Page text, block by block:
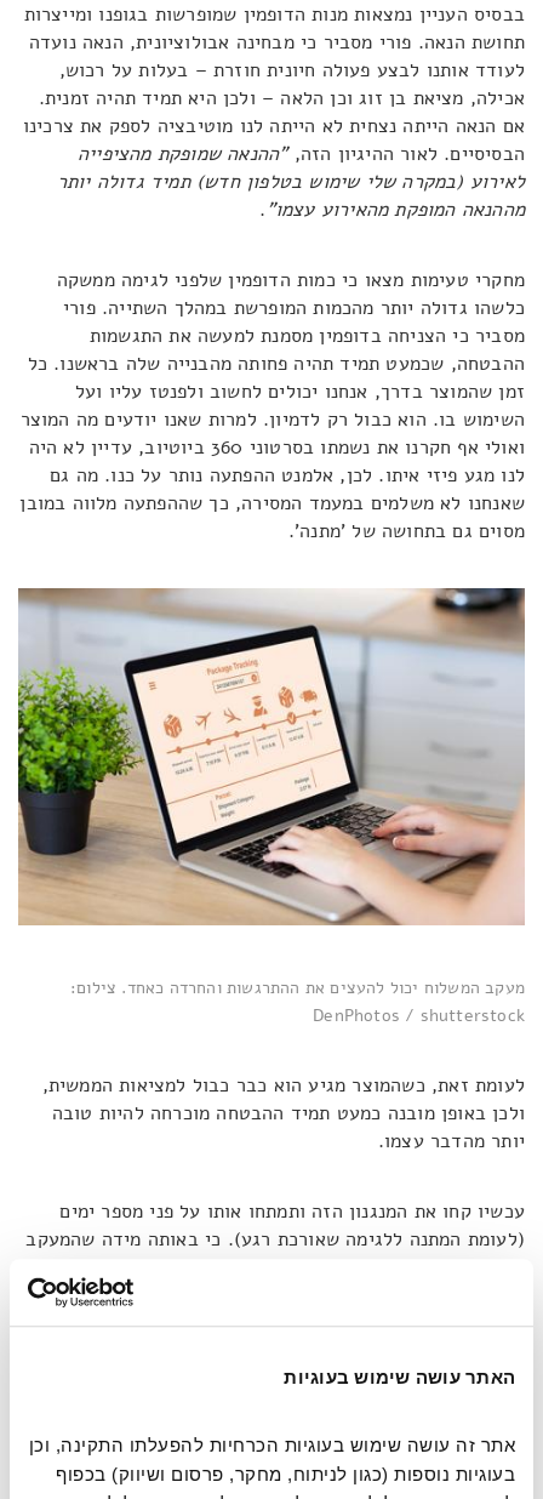
האתר עושה שימוש בעוגיות
בבסיס העניין נמצאות מנות הדופמין שמופרשות בגופנו ומייצרות
תחושת הנאה. פורי מסביר כי מבחינה אבולוציונית, הנאה נועדה
לעודד אותנו לבצע פעולה חיונית חוזרת – בעלות על רכוש,
אכילה, מציאת בן זוג וכן הלאה – ולכן היא תמיד תהיה זמנית.
אם הנאה הייתה נצחית לא הייתה לנו מוטיבציה לספק את צרכינו
הבסיסיים. לאור ההיגיון הזה,"ההנאה שמופקת מהציפייה
לאירוע (במקרה שלי שימוש בטלפון חדש) תמיד גדולה יותר
מההנאה המופקת מהאירוע עצמו".
מחקרי טעימות מצאו כי כמות הדופמין שלפני לגימה ממשקה
כלשהו גדולה יותר מהכמות המופרשת במהלך השתייה. פורי
מסביר כי הצניחה בדופמין מסמנת למעשה את התגשמות
ההבטחה, שכמעט תמיד תהיה פחותה מהבנייה שלה בראשנו. כל
זמן שהמוצר בדרך, אנחנו יכולים לחשוב ולפנטז עליו ועל
השימוש בו. הוא כבול רק לדמיון. למרות שאנו יודעים מה המוצר
ואולי אף חקרנו את נשמתו בסרטוני 360 ביוטיוב, עדיין לא היה
לנו מגע פיזי איתו. לכן, אלמנט ההפתעה נותר על כנו. מה גם
שאנחנו לא משלמים במעמד המסירה, כך שההפתעה מלווה במובן
מסוים גם בתחושה של 'מתנה'.
מעקב המשלוח יכול להעצים את ההתרגשות והחרדה כאחד. צילום:
DenPhotos / shutterstock
לעומת זאת, כשהמוצר מגיע הוא כבר כבול למציאות הממשית,
ולכן באופן מובנה כמעט תמיד ההבטחה מוכרחה להיות טובה
יותר מהדבר עצמו.
עכשיו קחו את המנגנון הזה ותמתחו אותו על פני מספר ימים
(לעומת המתנה ללגימה שאורכת רגע). כי באותה מידה שהמעקב
להיות מזלף דופמין בטפטוף איטי. פרופסור לפסיכולוגיה
קוגניטיבית אלן קסטל מסביר ב-Psychology Today כי
אנחנו, כפי שכבר רמזנו, חווים סיפוק כבר ברגע 'העברת
הסיפוק לא בדיוק נדחה, אלא מתמשך."אנו נחזור לקבל את
תחושת הציפייה באמצעות מעקב אחר החבילה שלנו[או]
קבלת
ההפתעה בדואר"
. לדבריו, שחרור דופמין מתרחש בכל נקודה